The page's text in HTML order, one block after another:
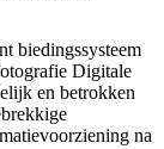
biedingssysteem
Digitale
en betrokken
na